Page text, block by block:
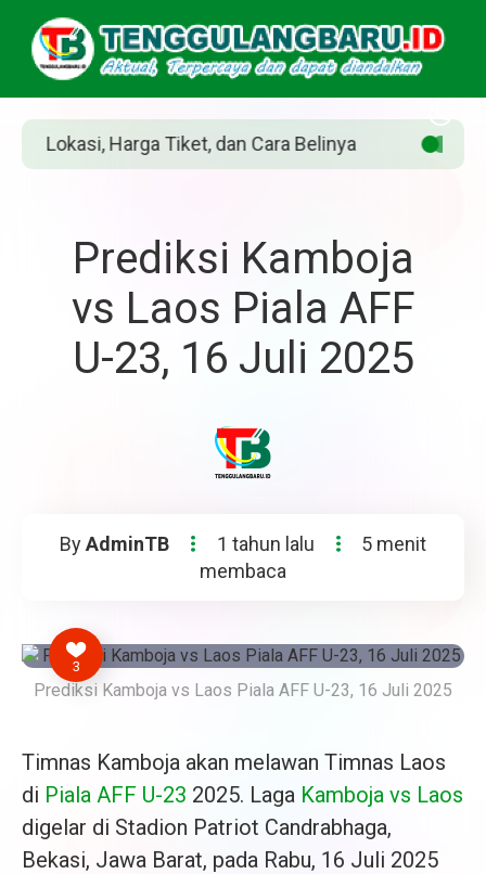
Belinya Siapakah Jean Grey?
Prediksi Kamboja
vs Laos Piala AFF
U-23, 16 Juli 2025
ByAdminTB 1 tahun lalu
5 menit
membaca
3
Prediksi Kamboja vs Laos Piala AFF U-23, 16 Juli 2025
Timnas Kamboja akan melawan Timnas Laos
di Piala AFF U-23 2025. Laga Kamboja vs Laos
digelar di Stadion Patriot Candrabhaga,
Bekasi, Jawa Barat, pada Rabu, 16 Juli 2025